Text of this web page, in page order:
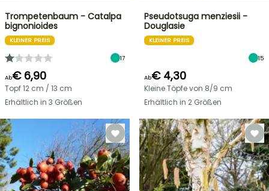
Trompetenbaum - Catalpa
bignonioides
KLEINER PREIS
17
Ab€ 6,90
Topf 12 cm / 13 cm
Erhältlich in 3 Größen
Pseudotsuga menziesii -
Douglasie
KLEINER PREIS
15
Ab€ 4,30
Kleine Töpfe von 8/9 cm
Erhältlich in 2 Größen